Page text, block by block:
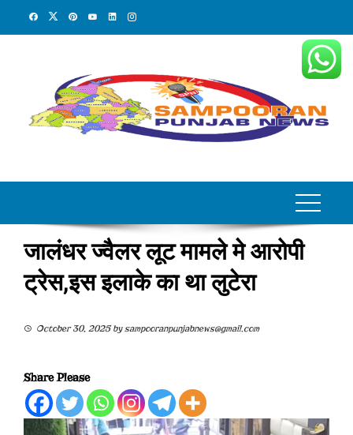
जालंधर ज्वैलर लूट मामले मे आरोपी
ट्रेस,इस इलाके का था लुटेरा
October 30, 2025bysampooranpunjabnews@gmail.com
Share Please